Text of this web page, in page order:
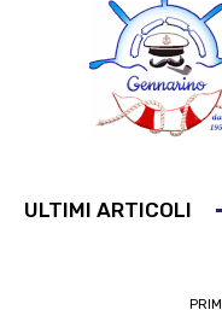
ULTIMI ARTICOLI